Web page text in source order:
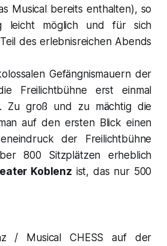
Musical bereits enthalten), so
leicht möglich und für sich
des erlebnisreichen Abends
Gefängnismauern der
Freilichtbühne erst einmal
Zu groß und zu mächtig die
auf den ersten Blick einen
der Freilichtbühne
800 Sitzplätzen erheblich
Koblenz ist, das nur 500